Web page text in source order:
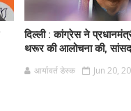
दिल्ली : कांग्रेस ने
थरूर की आलोचना की,
आर्यावर्त डेस्क Jun 20,